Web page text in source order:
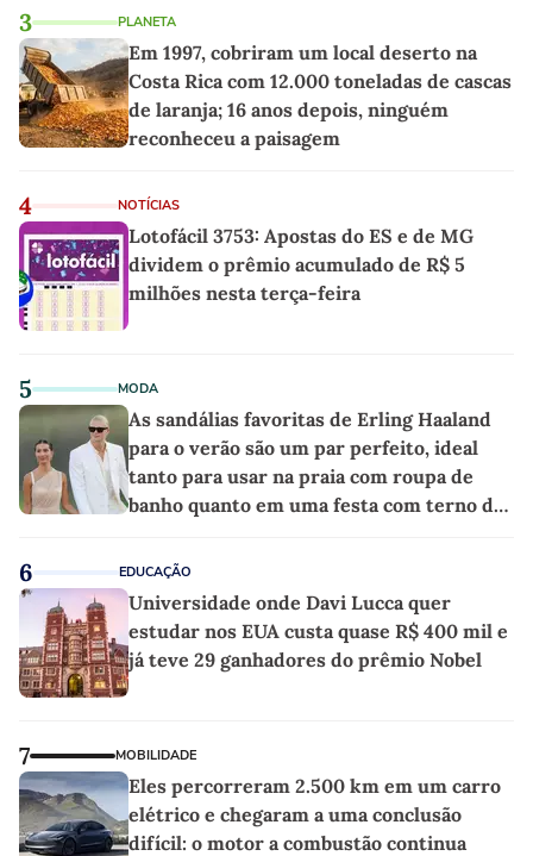
3 PLANETA
Em 1997, cobriram um local deserto na
Costa Rica com 12.000 toneladas de cascas
de laranja; 16 anos depois, ninguém
reconheceu a paisagem
4 NOTÍCIAS
Lotofácil 3753: Apostas do ES e de MG
dividem o prêmio acumulado de R$ 5
milhões nesta terça-feira
5 MODA
As sandálias favoritas de Erling Haaland
para o verão são um par perfeito, ideal
tanto para usar na praia com roupa de
banho quanto em uma festa com terno de
6 EDUCAÇÃO
Universidade onde Davi Lucca quer
estudar nos EUA custa quase R$ 400 mil e
já teve 29 ganhadores do prêmio Nobel
7 MOBILIDADE
Eles percorreram 2.500 km em um carro
elétrico e chegaram a uma conclusão
difícil: o motor a combustão continua